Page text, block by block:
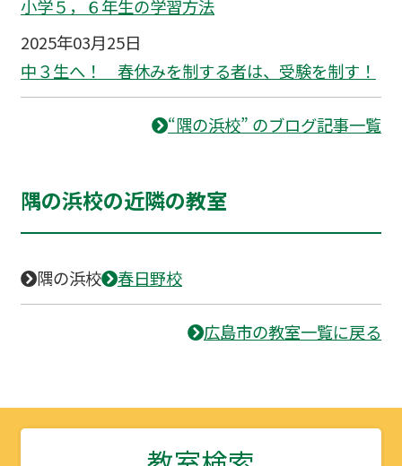
小学５，６年生の学習方法
2025年03月25日
中３生へ！ 春休みを制する者は、受験を制す！
“隅の浜校” のブログ記事一覧
隅の浜校の近隣の教室
隅の浜校 春日野校
広島市の教室一覧に戻る